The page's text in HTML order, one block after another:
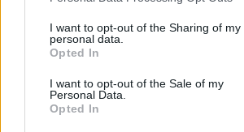
I want to opt-out of the Sharing of my
personal data.
Opted In
I want to opt-out of the Sale of my
Personal Data.
Opted In
Aukce výtvarníků na podporu zvířat v
7.12.2000 13:30 | PRAHA (ČIA)
Aukce výtvarných děl na pomoc zvířatům v
prosince ve 13. hodin na Žofíně - Slovanském